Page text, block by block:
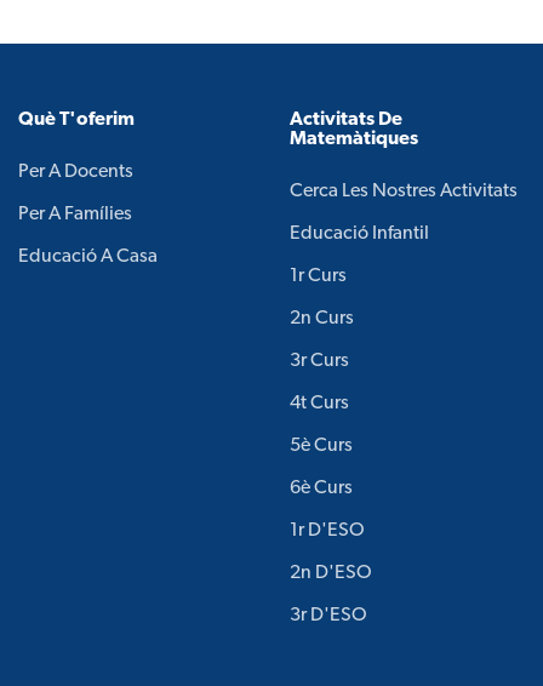
Què T'oferim
Per A Docents
Per A Famílies
Educació A Casa
Activitats De
Matemàtiques
Cerca Les Nostres Activitats
Educació Infantil
1r Curs
2n Curs
3r Curs
4t Curs
5è Curs
6è Curs
1r D'ESO
2n D'ESO
3r D'ESO